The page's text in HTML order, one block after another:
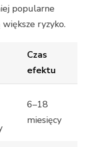
popularne
ryzyko.
Czas
efektu
6–18
miesięcy